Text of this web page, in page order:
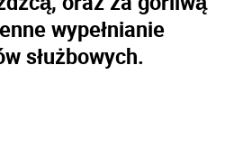
wypełnianie
służbowych.